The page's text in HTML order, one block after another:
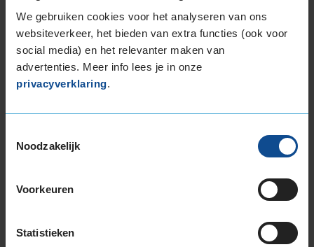
We gebruiken cookies voor het analyseren van ons
websiteverkeer, het bieden van extra functies (ook voor
social media) en het relevanter maken van
advertenties. Meer info lees je in onze
privacyverklaring.
Noodzakelijk
Voorkeuren
Statistieken
Wil je nog meer informatie over het
bandenlabel van deze band, klik dan
hier
Bandenmontagepakketten
bandenmaat omvang (inch)